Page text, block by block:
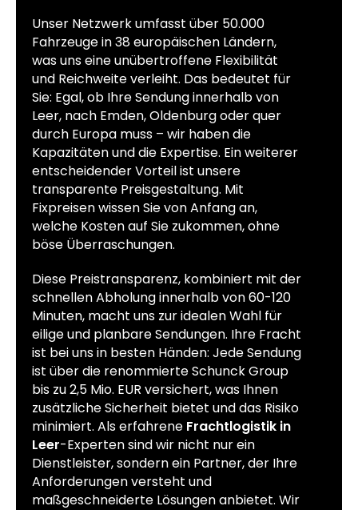
Unser Netzwerk umfasst über 50.000
Fahrzeuge in 38 europäischen Ländern,
was uns eine unübertroffene Flexibilität
und Reichweite verleiht. Das bedeutet für
Sie: Egal, ob Ihre Sendung innerhalb von
Leer, nach Emden, Oldenburg oder quer
durch Europa muss – wir haben die
Kapazitäten und die Expertise. Ein weiterer
entscheidender Vorteil ist unsere
transparente Preisgestaltung. Mit
Fixpreisen wissen Sie von Anfang an,
welche Kosten auf Sie zukommen, ohne
böse Überraschungen.
Diese Preistransparenz, kombiniert mit der
schnellen Abholung innerhalb von 60-120
Minuten, macht uns zur idealen Wahl für
eilige und planbare Sendungen. Ihre Fracht
ist bei uns in besten Händen: Jede Sendung
ist über die renommierte Schunck Group
bis zu 2,5 Mio. EUR versichert, was Ihnen
zusätzliche Sicherheit bietet und das Risiko
minimiert. Als erfahrene Frachtlogistik in
Leer-Experten sind wir nicht nur ein
Dienstleister, sondern ein Partner, der Ihre
Anforderungen versteht und
maßgeschneiderte Lösungen anbietet. Wir